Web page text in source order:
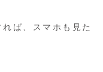
ば、スマホも見た